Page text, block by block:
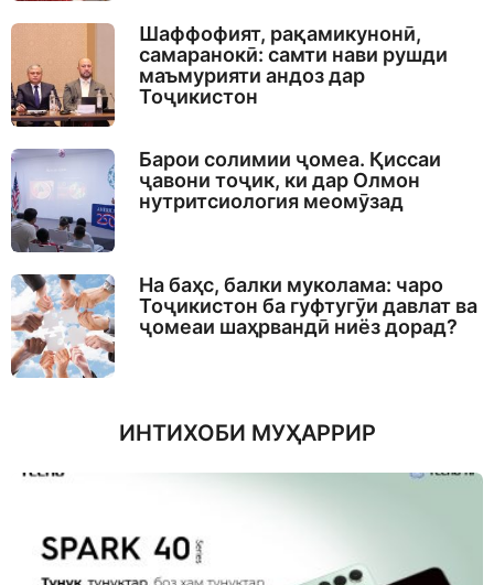
Шаффофият, рақамикунонӣ,
самаранокӣ: самти нави рушди
маъмурияти андоз дар
Тоҷикистон
Барои солимии ҷомеа. Қиссаи
ҷавони тоҷик, ки дар Олмон
нутритсиология меомӯзад
На баҳс, балки муколама: чаро
Тоҷикистон ба гуфтугӯи давлат ва
ҷомеаи шаҳрвандӣ ниёз дорад?
ИНТИХОБИ МУҲАРРИР